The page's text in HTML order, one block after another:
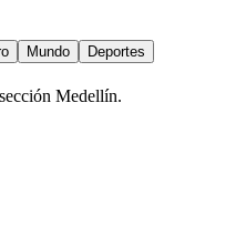
Mundo
Deportes
Medellín.